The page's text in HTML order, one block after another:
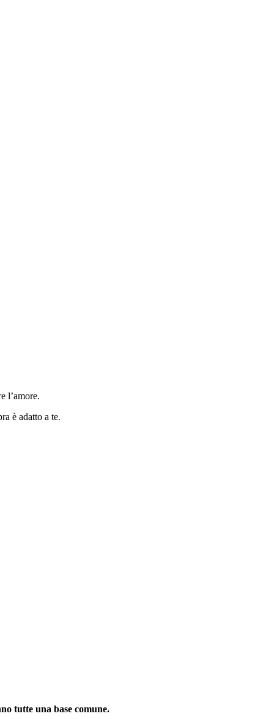
l’amore.
è adatto a te.
tutte una base comune.